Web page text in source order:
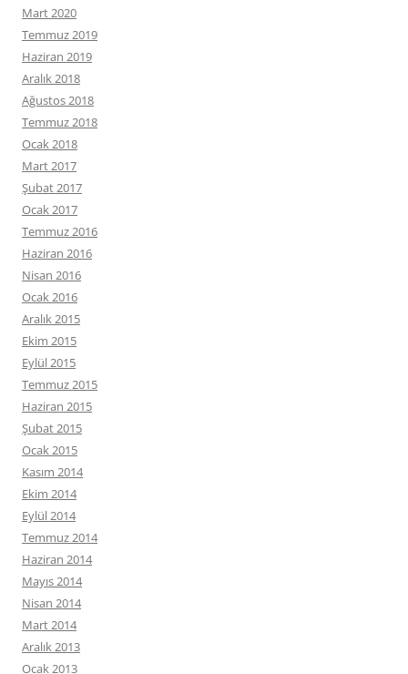
Mart 2020
Temmuz 2019
Haziran 2019
Aralık 2018
Ağustos 2018
Temmuz 2018
Ocak 2018
Mart 2017
Şubat 2017
Ocak 2017
Temmuz 2016
Haziran 2016
Nisan 2016
Ocak 2016
Aralık 2015
Ekim 2015
Eylül 2015
Temmuz 2015
Haziran 2015
Şubat 2015
Ocak 2015
Kasım 2014
Ekim 2014
Eylül 2014
Temmuz 2014
Haziran 2014
Mayıs 2014
Nisan 2014
Mart 2014
Aralık 2013
Ocak 2013